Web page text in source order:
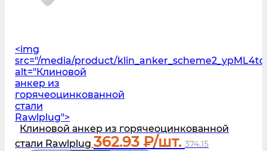
<img
src="/media/product/
alt="Клиновой
анкер из
горячеоцинкованной
стали
Rawlplug">
Клиновой анкер из горячеоцинкованной
стали Rawlplug 362.93 ₽/шт. 374.15